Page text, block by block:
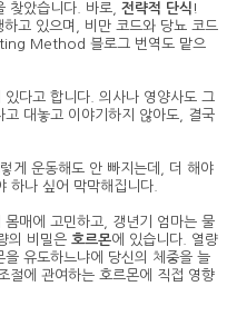
찾았습니다. 바로, 전략적 단식 !
고 있으며, 비만 코드와 당뇨 코드
Method 블로그 번역도 맡으
다고 합니다. 의사나 영양사도 그
대놓고 이야기하지 않아도, 결국
게 운동해도 안 빠지는데, 더 해야
나 싶어 막막해집니다.
매에 고민하고, 갱년기 엄마는 물
의 비밀은 호르몬에 있습니다. 열량
유도하느냐에 당신의 체중을 늘
절에 관여하는 호르몬에 직접 영향